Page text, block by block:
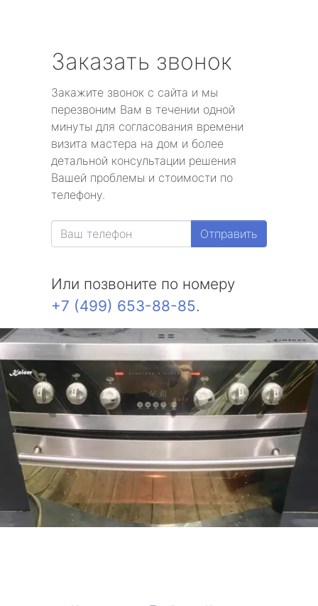
Заказать звонок
Закажите звонок с сайта и мы
перезвоним Вам в течении одной
минуты для согласования времени
визита мастера на дом и более
детальной консультации решения
Вашей проблемы и стоимости по
телефону.
Отправить
Или позвоните по номеру
+7 (499) 653-88-85.